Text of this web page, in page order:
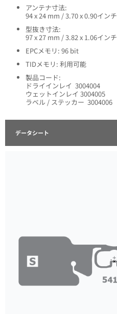
アンテナ寸法:
94 x 24 mm / 3.70 x 0.90インチ
型抜き寸法:
97 x 27 mm / 3.82 x 1.06インチ
EPCメモリ: 96 bit
TIDメモリ: 利用可能
製品コード:
ドライインレイ 3004004
ウェットインレイ 3004005
ラベル / ステッカー 3004006
データシート